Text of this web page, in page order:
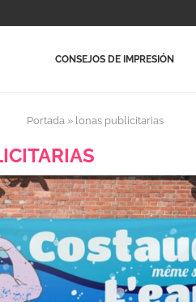
CONSEJOS DE IMPRESIÓN
Portada» lonas publicitarias